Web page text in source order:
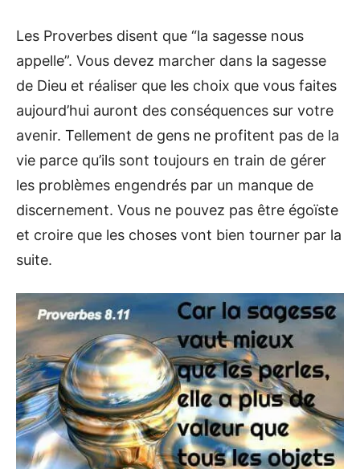
Les Proverbes disent que “la sagesse nous
appelle”. Vous devez marcher dans la sagesse
de Dieu et réaliser que les choix que vous faites
aujourd’hui auront des conséquences sur votre
avenir. Tellement de gens ne profitent pas de la
vie parce qu’ils sont toujours en train de gérer
les problèmes engendrés par un manque de
discernement. Vous ne pouvez pas être égoïste
et croire que les choses vont bien tourner par la
suite.